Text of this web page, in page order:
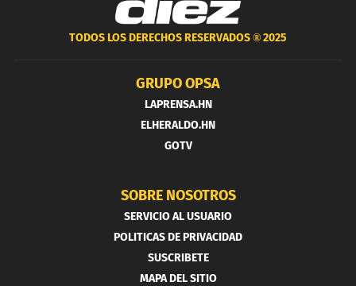
TODOS LOS DERECHOS RESERVADOS ®2025
GRUPO OPSA
LAPRENSA.HN
ELHERALDO.HN
GOTV
SOBRE NOSOTROS
SERVICIO AL USUARIO
POLITICAS DE PRIVACIDAD
SUSCRIBETE
MAPA DEL SITIO